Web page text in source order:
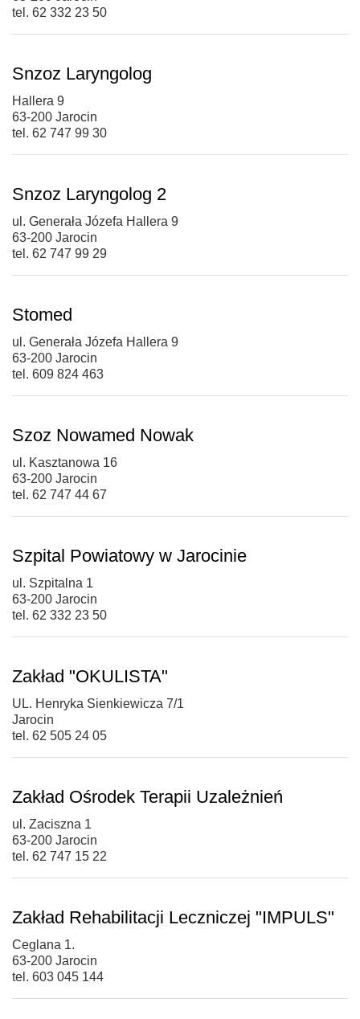
tel. 62 332 23 50
Snzoz Laryngolog
Hallera 9
63-200 Jarocin
tel. 62 747 99 30
Snzoz Laryngolog 2
ul. Generała Józefa Hallera 9
63-200 Jarocin
tel. 62 747 99 29
Stomed
ul. Generała Józefa Hallera 9
63-200 Jarocin
tel. 609 824 463
Szoz Nowamed Nowak
ul. Kasztanowa 16
63-200 Jarocin
tel. 62 747 44 67
Szpital Powiatowy w Jarocinie
ul. Szpitalna 1
63-200 Jarocin
tel. 62 332 23 50
Zakład "OKULISTA"
UL. Henryka Sienkiewicza 7/1
Jarocin
tel. 62 505 24 05
Zakład Ośrodek Terapii Uzależnień
ul. Zaciszna 1
63-200 Jarocin
tel. 62 747 15 22
Zakład Rehabilitacji Leczniczej "IMPULS"
Ceglana 1.
63-200 Jarocin
tel. 603 045 144